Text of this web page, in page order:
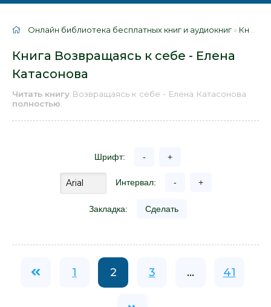
Онлайн библиотека бесплатных книг и аудиокниг » Книги
Книга Возвращаясь к себе - Елена
Катасонова
Читать книгу Возвращаясь к себе - Елена Катасонова
полностью
Шрифт: - +
Интервал: - +
Закладка: Сделать
1 2 3 ... 41